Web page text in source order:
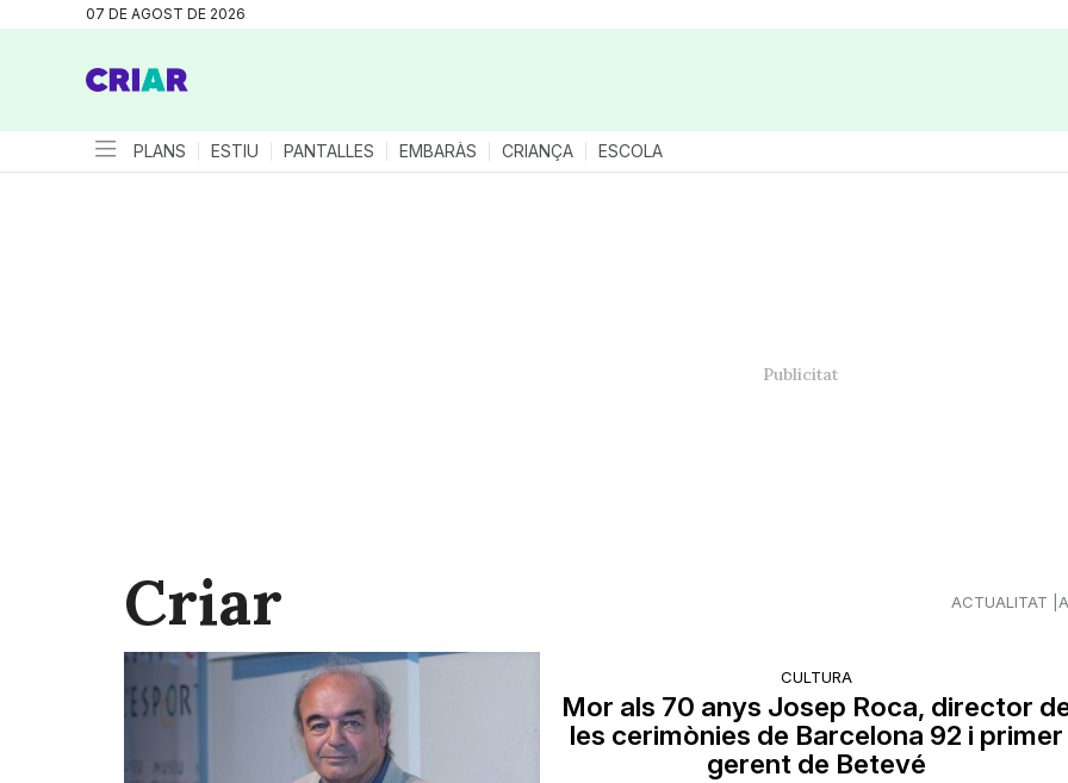
07 DE AGOST DE 2026
PLANS ESTIU PANTALLES EMBARÀS CRIANÇA ESCOLA
Criar ACTUALITAT
CULTURA
Mor als 70 anys Josep Roca, director
les cerimònies de Barcelona 92 i primer
gerent de Betevé